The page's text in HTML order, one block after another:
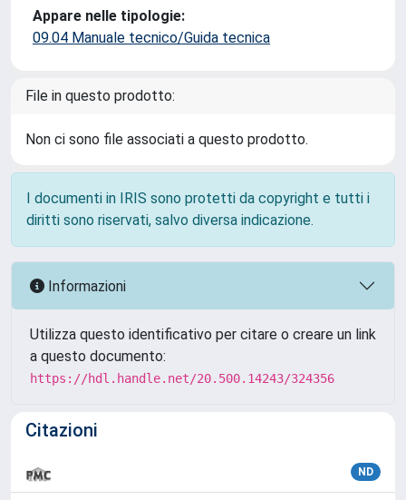
Appare nelle tipologie:
09.04 Manuale tecnico/Guida tecnica
File in questo prodotto:
Non ci sono file associati a questo prodotto.
I documenti in IRIS sono protetti da copyright e tutti i
diritti sono riservati, salvo diversa indicazione.
Informazioni
Utilizza questo identificativo per citare o creare un link
a questo documento:
https://hdl.handle.net/20.500.14243/324356
Citazioni
ND